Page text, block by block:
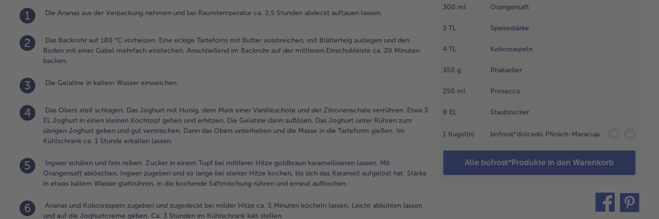
300 ml Orangensaft
2 TL Speisestärke
4 TL Kokosraspeln
350 g Rhabarber
250 ml Prosecco
8 EL Staubzucker
1 Kugel(n) bofrost*dolcedo Pfirsich-Maracuja
Alle bofrost*Produkte in den Warenkorb
einstechen.
im Backrohr
mittleren
ca. 20
backen.
kaltem
einweichen.
teilen
1 Die Ananas aus der Verpackung nehmen und bei Raumtemperatur ca. 2,5 Stunden abdeckt auftauen lassen.
2
Das Backrohr auf 180 °C vorheizen. Eine eckige Tarteform mit Butter ausstreichen, mit Blätterteig auslegen und den
Boden mit einer Gabel mehrfach einstechen. Anschließend im Backrohr auf der mittleren Einschubleiste ca. 20 Minuten
backen.
3 Die Gelatine in kaltem Wasser einweichen.
4
Das Obers steif schlagen. Das Joghurt mit Honig, dem Mark einer Vanilleschote und der Zitronenschale verrühren. Etwa 3
EL Joghurt in einen kleinen Kochtopf geben und erhitzen. Die Gelatine darin auflösen. Das Joghurt unter Rühren zum
übrigen Joghurt geben und gut vermischen. Dann das Obers unterheben und die Masse in die Tarteform gießen. Im
Kühlschrank ca. 1 Stunde erkalten lassen.
5
Ingwer schälen und fein reiben. Zucker in einem Topf bei mittlerer Hitze goldbraun karamellisieren lassen. Mit
Orangensaft ablöschen, Ingwer zugeben und so lange bei starker Hitze kochen, bis sich das Karamell aufgelöst hat. Stärke
in etwas kaltem Wasser glattrühren, in die kochende Saftmischung rühren und erneut aufkochen.
6
Ananas und Kokosraspeln zugeben und zugedeckt bei milder Hitze ca. 5 Minuten köcheln lassen. Leicht abkühlen lassen
und auf die Joghurtcreme geben. Ca. 3 Stunden im Kühlschrank kalt stellen.